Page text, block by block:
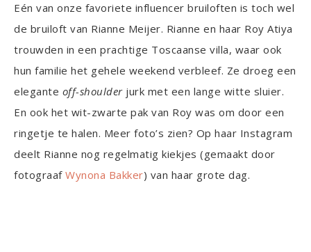
Eén van onze favoriete influencer bruiloften is toch wel
de bruiloft van Rianne Meijer. Rianne en haar Roy Atiya
trouwden in een prachtige Toscaanse villa, waar ook
hun familie het gehele weekend verbleef. Ze droeg een
elegante off-shoulder jurk met een lange witte sluier.
En ook het wit-zwarte pak van Roy was om door een
ringetje te halen. Meer foto’s zien? Op haar Instagram
deelt Rianne nog regelmatig kiekjes (gemaakt door
fotograaf Wynona Bakker) van haar grote dag.